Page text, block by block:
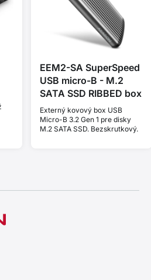
EEM2-SA SuperSpeed
USB micro-B - M.2
SATA SSD RIBBED box
Externý kovový box USB
Micro-B 3.2 Gen 1 pre disky
M.2 SATA SSD. Bezskrutkový.